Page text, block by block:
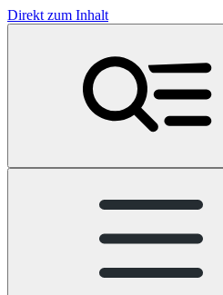
Direkt zum Inhalt